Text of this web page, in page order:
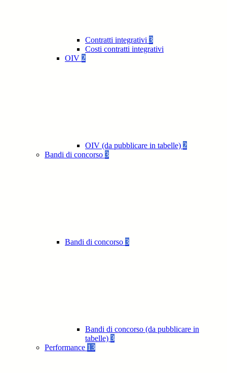
Contratti integrativi 3
Costi contratti integrativi
OIV 2
OIV (da pubblicare in tabelle) 2
Bandi di concorso 3
Bandi di concorso 3
Bandi di concorso (da pubblicare in
tabelle) 3
Performance 13